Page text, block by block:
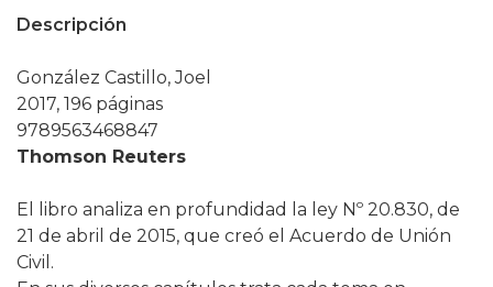
Descripción
González Castillo, Joel
2017, 196 páginas
9789563468847
Thomson Reuters
El libro analiza en profundidad la ley Nº 20.830, de
21 de abril de 2015, que creó el Acuerdo de Unión
Civil.